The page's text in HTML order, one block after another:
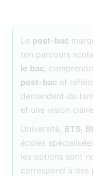
Le post-bac
ton parcours
le bac,
post-bac et
demandent du
et une vision
Université, BTS,
écoles
les options sont
correspond à des